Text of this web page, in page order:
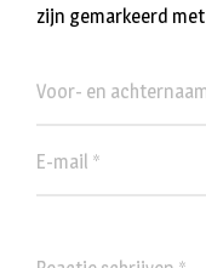
zijn gemarkeerd met